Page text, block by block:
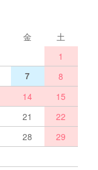
金
土
1
7
8
14
15
21
22
28
29